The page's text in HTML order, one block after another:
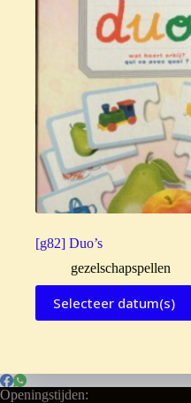
[g82] Duo’s
gezelschapspellen
Selecteer datum(s)
Openingstijden: